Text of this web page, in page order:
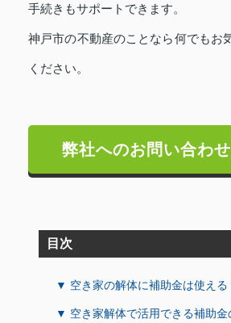
手続きもサポートできます。
神戸市の不動産のことなら何でもお
ください。
弊社へのお問い合わ
目次
▼ 空き家の解体に補助金は使える
▼ 空き家解体で活用できる補助金